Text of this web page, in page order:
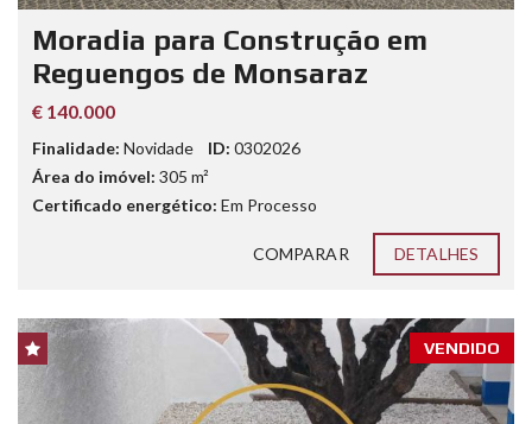
Moradia para Construção em
Reguengos de Monsaraz
€ 140.000
Finalidade: Novidade ID: 0302026
Área do imóvel: 305 m²
Certificado energético: Em Processo
COMPARAR DETALHES
VENDIDO